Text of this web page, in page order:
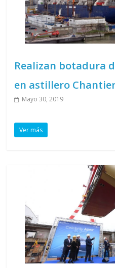
Realizan botadura
en astillero
Mayo 30, 2019
Ver más